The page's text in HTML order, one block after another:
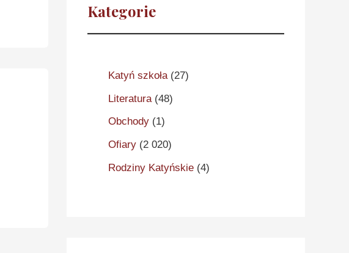
Kategorie
Katyń szkoła (27)
Literatura (48)
Obchody (1)
Ofiary (2 020)
Rodziny Katyńskie (4)